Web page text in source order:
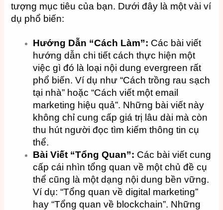
tượng mục tiêu của bạn. Dưới đây là một vài ví
dụ phổ biến:
Hướng Dẫn “Cách Làm”: Các bài viết
hướng dẫn chi tiết cách thực hiện một
việc gì đó là loại nội dung evergreen rất
phổ biến. Ví dụ như “Cách trồng rau sạch
tại nhà” hoặc “Cách viết một email
marketing hiệu quả”. Những bài viết này
không chỉ cung cấp giá trị lâu dài mà còn
thu hút người đọc tìm kiếm thông tin cụ
thể.
Bài Viết “Tổng Quan”: Các bài viết cung
cấp cái nhìn tổng quan về một chủ đề cụ
thể cũng là một dạng nội dung bền vững.
Ví dụ: “Tổng quan về digital marketing”
hay “Tổng quan về blockchain”. Những